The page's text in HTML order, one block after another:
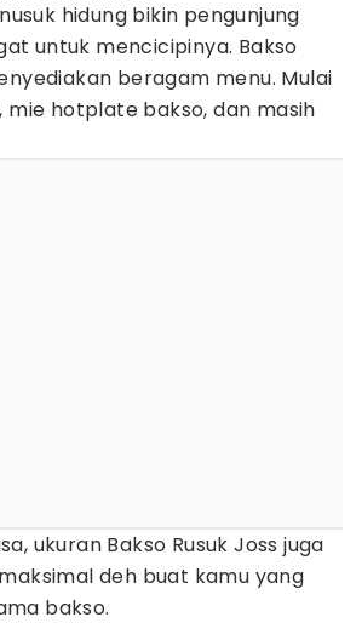
hidung bikin pengunjung
untuk mencicipinya. Bakso
beragam menu. Mulai
mie hotplate bakso, dan masih
ukuran Bakso Rusuk Joss juga
deh buat kamu yang
bakso.